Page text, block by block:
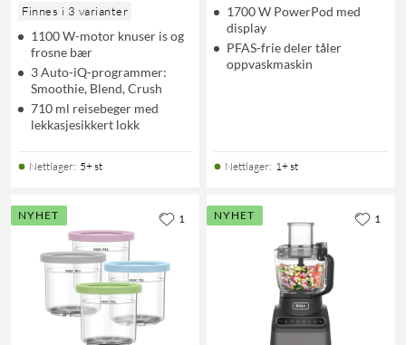
Finnes i 3 varianter
1100 W-motor knuser is og
frosne bær
3 Auto-iQ-programmer:
Smoothie, Blend, Crush
710 ml reisebeger med
lekkasjesikkert lokk
Nettlager: 5+ st
1700 W PowerPod med
display
PFAS-frie deler tåler
oppvaskmaskin
Nettlager: 1+ st
NYHET 1 NYHET 1